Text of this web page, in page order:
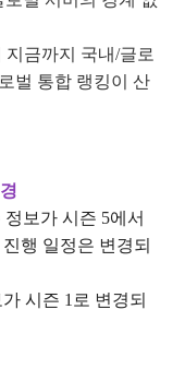
금까지 국내/글로
벌 통합 랭킹이 산
보가 시즌 5에서
행 일정은 변경되
시즌 1로 변경되